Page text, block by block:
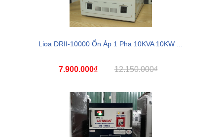
Lioa DRII-10000 Ổn Áp 1 Pha 10KVA 10KW ...
7.900.000₫ 12.150.000₫